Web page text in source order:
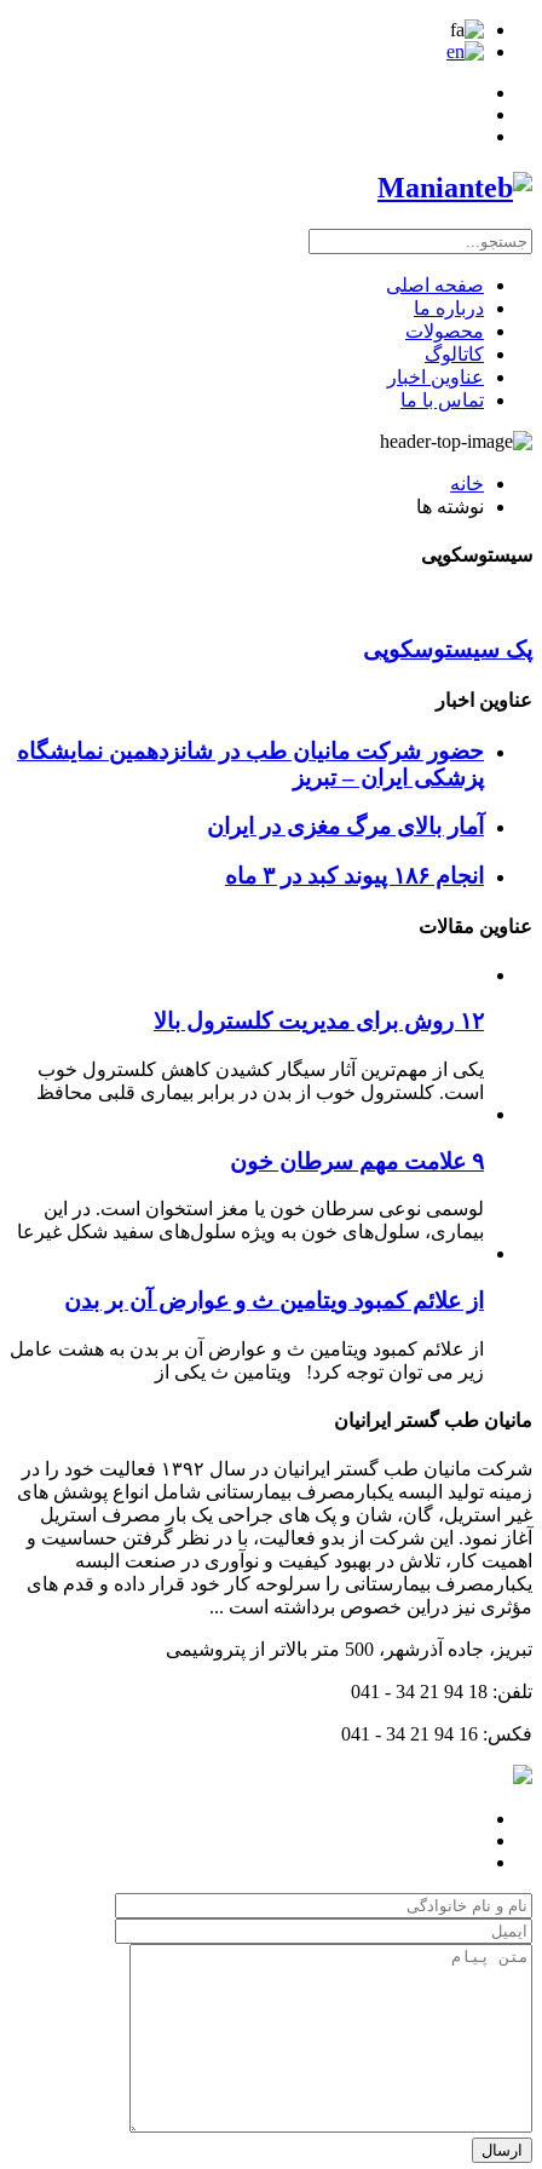
صفحه اصلی
درباره ما
محصولات
کاتالوگ
عناوین اخبار
تماس با ما
خانه
نوشته ها
سیستوسکوپی
پک سیستوسکوپی
عناوین اخبار
حضور شرکت مانیان طب در شانزدهمین نمایشگاه
پزشکی ایران – تبریز
آمار بالای مرگ مغزی در ایران
انجام ۱۸۶ پیوند کبد در ۳ ماه
عناوین مقالات
۱۲ روش برای مدیریت کلسترول بالا
یکی از مهم‌ترین آثار سیگار کشیدن کاهش کلسترول خوب
است. کلسترول خوب از بدن در برابر بیماری قلبی محافظ
۹ علامت مهم سرطان خون
لوسمی نوعی سرطان خون یا مغز استخوان است. در این
بیماری، سلول‌های خون به ویژه سلول‌های سفید شکل غیرعا
از علائم کمبود ویتامین ث و عوارض آن بر بدن
از علائم کمبود ویتامین ث و عوارض آن بر بدن به هشت عامل
زیر می توان توجه کرد! ویتامین ث یکی از
مانیان طب گستر ایرانیان
شرکت مانیان طب گستر ایرانیان در سال ۱۳۹۲ فعالیت خود را در
زمینه تولید البسه یکبارمصرف بیمارستانی شامل انواع پوشش های
غیر استریل، گان، شان و پک های جراحی یک بار مصرف استریل
آغاز نمود. این شرکت از بدو فعالیت، با در نظر گرفتن حساسیت و
اهمیت کار، تلاش در بهبود کیفیت و نوآوری در صنعت البسه
یکبارمصرف بیمارستانی را سرلوحه کار خود قرار داده و قدم های
مؤثری نیز دراین خصوص برداشته است ...
تبریز، جاده آذرشهر، 500 متر بالاتر از پتروشیمی
تلفن: 041 - 34 21 94 18
فکس: 041 - 34 21 94 16